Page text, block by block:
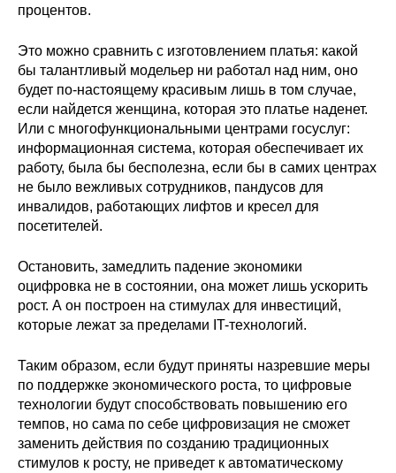
Краткосрочный прогноз
Оценка индекса промышленного
производства
Российская Система Климатического
Мониторинга
Центр «Климатическая политика и
Образование и карьера
Кафедра МФТИ
Кафедра МАДИ
Аспирантура
Об аспирантуре
процентов.
Это можно сравнить с изготовлением платья: какой
бы талантливый модельер ни работал над ним, оно
будет по-настоящему красивым лишь в том случае,
если найдется женщина, которая это платье наденет.
Или с многофункциональными центрами госуслуг:
информационная система, которая обеспечивает их
работу, была бы бесполезна, если бы в самих центрах
не было вежливых сотрудников, пандусов для
инвалидов, работающих лифтов и кресел для
посетителей.
Остановить, замедлить падение экономики
оцифровка не в состоянии, она может лишь ускорить
рост. А он построен на стимулах для инвестиций,
которые лежат за пределами IT-технологий.
Таким образом, если будут приняты назревшие меры
по поддержке экономического роста, то цифровые
технологии будут способствовать повышению его
темпов, но сама по себе цифровизация не сможет
заменить действия по созданию традиционных
стимулов к росту, не приведет к автоматическому